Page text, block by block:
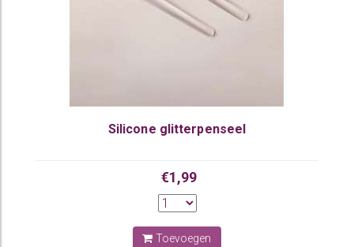
Silicone glitterpenseel
€1,99
Toevoegen